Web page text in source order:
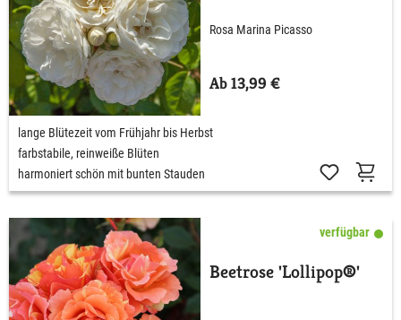
Rosa Marina Picasso
Ab 13,99 €
lange Blütezeit vom Frühjahr bis Herbst
farbstabile, reinweiße Blüten
harmoniert schön mit bunten Stauden
verfügbar
Beetrose 'Lollipop®'